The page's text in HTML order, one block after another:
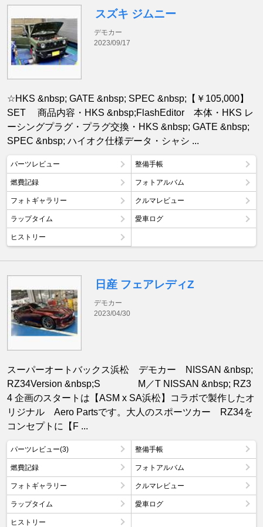
スズキ ジムニー
デモカー
2023/09/17
☆HKS &nbsp; GATE &nbsp; SPEC &nbsp;【￥105,000】
SET 商品内容・HKS &nbsp;FlashEditor 本体・HKS レ
ーシングプラグ・プラグ交換・HKS &nbsp; GATE &nbsp;
SPEC &nbsp; ハイオク仕様データ・シャシ ...
パーツレビュー 整備手帳
燃費記録 フォトアルバム
フォトギャラリー クルマレビュー
ラップタイム 愛車ログ
ヒストリー
日産 フェアレディZ
デモカー
2023/04/30
スーパーオートバックス浜松 デモカー NISSAN &nbsp;
RZ34Version &nbsp;S M／T NISSAN &nbsp; RZ3
4 企画のスタートは【ASM x SA浜松】コラボで製作したオ
リジナル Aero Partsです。大人のスポーツカー RZ34を
コンセプトに【F ...
パーツレビュー(3) 整備手帳
燃費記録 フォトアルバム
フォトギャラリー クルマレビュー
ラップタイム 愛車ログ
ヒストリー